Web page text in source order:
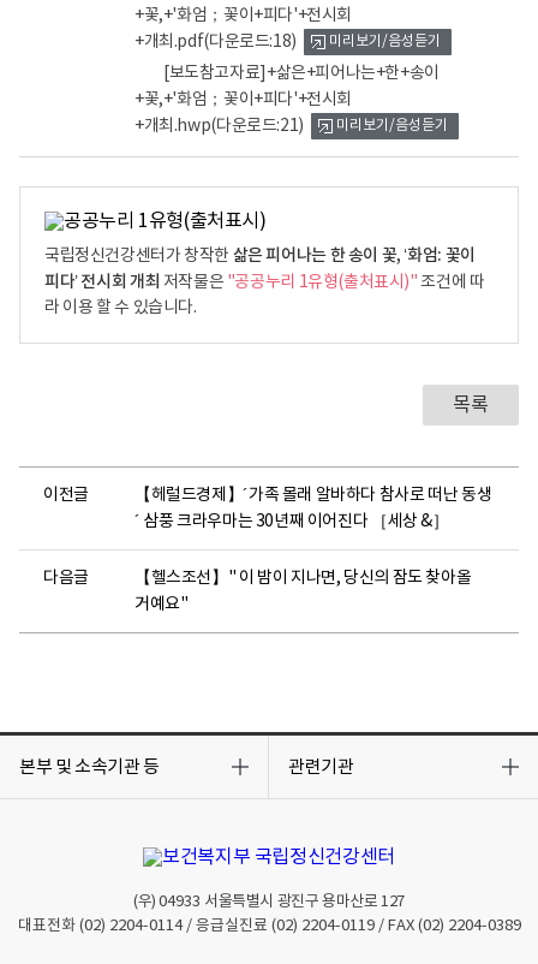
+꽃,+'화엄；꽃이+피다'+전시회
+개최.pdf(다운로드:18) 미리보기/음성듣기
[보도참고자료]+삶은+피어나는+한+송이
+꽃,+'화엄；꽃이+피다'+전시회
+개최.hwp(다운로드:21) 미리보기/음성듣기
국립정신건강센터가 창작한 삶은 피어나는 한 송이 꽃, ‘화엄: 꽃이
피다’ 전시회 개최 저작물은 "공공누리 1유형(출처표시)"조건에 따
라 이용 할 수 있습니다.
목록
이전글
【헤럴드경제】´가족 몰래 알바하다 참사로 떠난 동생
´ 삼풍 크라우마는 30년째 이어진다 ［세상 &］
다음글
【헬스조선】" 이 밤이 지나면, 당신의 잠도 찾아올
거예요"
본부 및 소속기관 등
기
관련기관
기
(우)04933 서울특별시 광진구 용마산로 127
대표전화 (02) 2204-0114/ 응급실진료 (02) 2204-0119/ FAX (02) 2204-0389